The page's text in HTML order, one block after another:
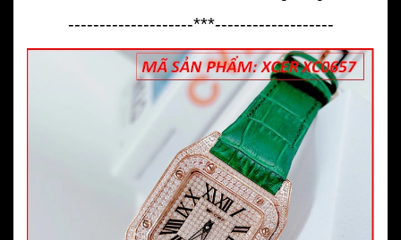
--------------------***-------------------